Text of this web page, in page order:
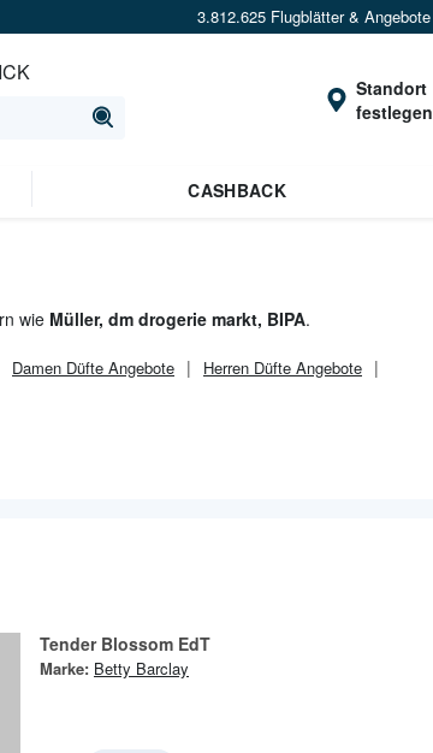
3.812.625 Flugblätter & Angebote
Standort
festlegen
CASHBACK
wie Müller, dm drogerie markt, BIPA.
Damen Düfte Angebote
Herren Düfte Angebote
Tender Blossom EdT
Marke: Betty Barclay